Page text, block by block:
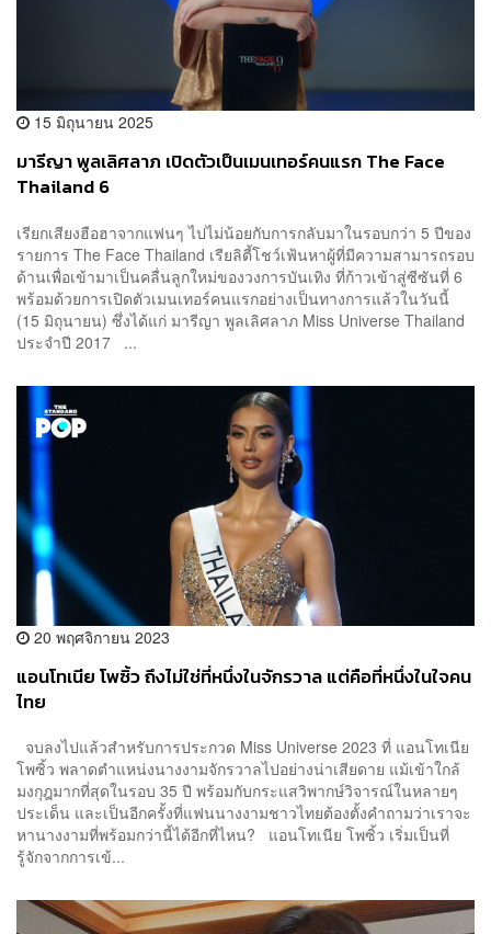
15 มิถุนายน 2025
มารีญา พูลเลิศลาภ เปิดตัวเป็นเมนเทอร์คนแรก The Face
Thailand 6
เรียกเสียงฮือฮาจากแฟนๆ ไปไม่น้อยกับการกลับมาในรอบกว่า 5 ปีของ
รายการ The Face Thailand เรียลิตี้โชว์เฟ้นหาผู้ที่มีความสามารถรอบ
ด้านเพื่อเข้ามาเป็นคลื่นลูกใหม่ของวงการบันเทิง ที่ก้าวเข้าสู่ซีซันที่ 6
พร้อมด้วยการเปิดตัวเมนเทอร์คนแรกอย่างเป็นทางการแล้วในวันนี้
(15 มิถุนายน) ซึ่งได้แก่ มารีญา พูลเลิศลาภ Miss Universe Thailand
ประจำปี 2017 ...
20 พฤศจิกายน 2023
แอนโทเนีย โพซิ้ว ถึงไม่ใช่ที่หนึ่งในจักรวาล แต่คือที่หนึ่งในใจคน
ไทย
จบลงไปแล้วสำหรับการประกวด Miss Universe 2023 ที่ แอนโทเนีย
โพซิ้ว พลาดตำแหน่งนางงามจักรวาลไปอย่างน่าเสียดาย แม้เข้าใกล้
มงกุฎมากที่สุดในรอบ 35 ปี พร้อมกับกระแสวิพากษ์วิจารณ์ในหลายๆ
ประเด็น และเป็นอีกครั้งที่แฟนนางงามชาวไทยต้องตั้งคำถามว่าเราจะ
หานางงามที่พร้อมกว่านี้ได้อีกที่ไหน? แอนโทเนีย โพซิ้ว เริ่มเป็นที่
รู้จักจากการเข้...